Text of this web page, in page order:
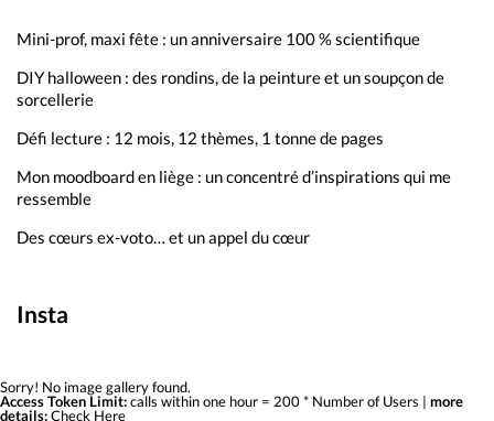
Mini-prof, maxi fête : un anniversaire 100 % scientifique
DIY halloween : des rondins, de la peinture et un soupçon de
sorcellerie
Défi lecture : 12 mois, 12 thèmes, 1 tonne de pages
Mon moodboard en liège : un concentré d’inspirations qui me
ressemble
Des cœurs ex-voto… et un appel du cœur
Insta
Sorry! No image gallery found.
Access Token Limit:calls within one hour = 200 * Number of Users | more
details:Check Here